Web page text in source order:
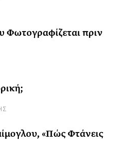
Φωτογραφίζεται πριν
«Πώς Φτάνεις